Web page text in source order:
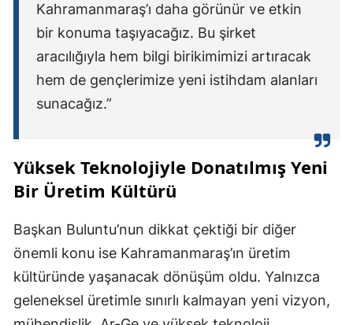
Kahramanmaraş’ı daha görünür ve etkin
bir konuma taşıyacağız. Bu şirket
aracılığıyla hem bilgi birikimimizi artıracak
hem de gençlerimize yeni istihdam alanları
sunacağız.”
Yüksek Teknolojiyle Donatılmış Yeni
Bir Üretim Kültürü
Başkan Buluntu’nun dikkat çektiği bir diğer
önemli konu ise Kahramanmaraş’ın üretim
kültüründe yaşanacak dönüşüm oldu. Yalnızca
geleneksel üretimle sınırlı kalmayan yeni vizyon,